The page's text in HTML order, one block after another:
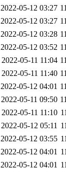
2022-05-12 03:27
2022-05-12 03:27
2022-05-12 03:28
2022-05-12 03:52
2022-05-11 11:04
2022-05-11 11:40
2022-05-12 04:01
2022-05-11 09:50
2022-05-11 11:10
2022-05-12 05:11
2022-05-12 03:55
2022-05-12 04:01
2022-05-12 04:01